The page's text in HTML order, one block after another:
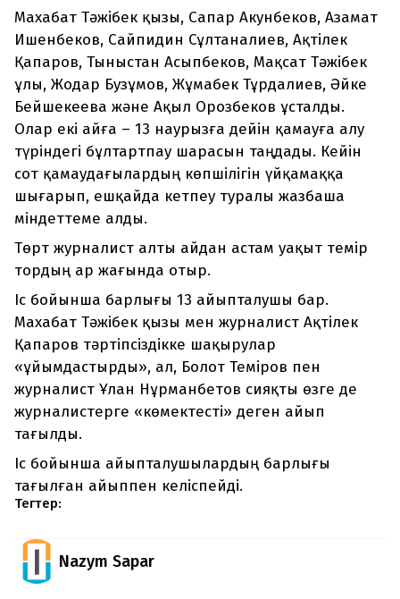
Махабат Тәжібек қызы, Сапар Акунбеков, Азамат
Ишенбеков, Сайпидин Сұлтаналиев, Ақтілек
Қапаров, Тыныстан Асыпбеков, Мақсат Тәжібек
ұлы, Жодар Бузұмов, Жұмабек Тұрдалиев, Әйке
Бейшекеева және Ақыл Орозбеков ұсталды.
Олар екі айға – 13 наурызға дейін қамауға алу
түріндегі бұлтартпау шарасын таңдады. Кейін
сот қамаудағылардың көпшілігін үйқамаққа
шығарып, ешқайда кетпеу туралы жазбаша
міндеттеме алды.
Төрт журналист алты айдан астам уақыт темір
тордың ар жағында отыр.
Іс бойынша барлығы 13 айыпталушы бар.
Махабат Тәжібек қызы мен журналист Ақтілек
Қапаров тәртіпсіздікке шақырулар
«ұйымдастырды», ал, Болот Теміров пен
журналист Ұлан Нұрманбетов сияқты өзге де
журналистерге «көмектесті» деген айып
тағылды.
Іс бойынша айыпталушылардың барлығы
тағылған айыппен келіспейді.
Тегтер:
Nazym Sapar